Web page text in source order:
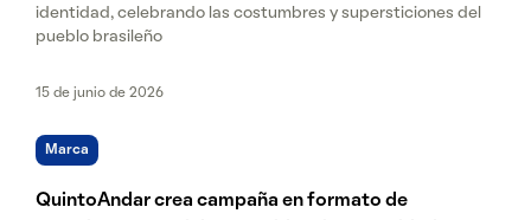
identidad, celebrando las costumbres y supersticiones del
pueblo brasileño
15 de junio de 2026
Marca
QuintoAndar crea campaña en formato de